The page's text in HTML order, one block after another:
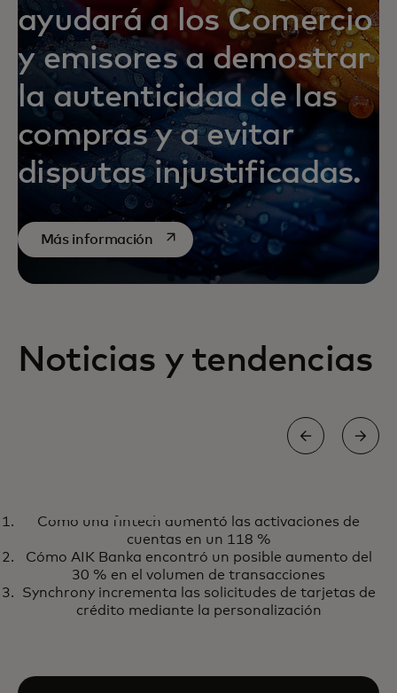
ayudará a los Comercio
y emisores a demostrar
la autenticidad de las
compras y a evitar
disputas injustificadas.
Más informaciónse abre en una pestaña nueva
Noticias y tendencias
Tu ventana de oportunidad para
devolver un cargo
Obtén el informe
Cómo una fintech aumentó las activaciones de
cuentas en un 118 %
Cómo AIK Banka encontró un posible aumento del
30 % en el volumen de transacciones
Synchrony incrementa las solicitudes de tarjetas de
crédito mediante la personalización